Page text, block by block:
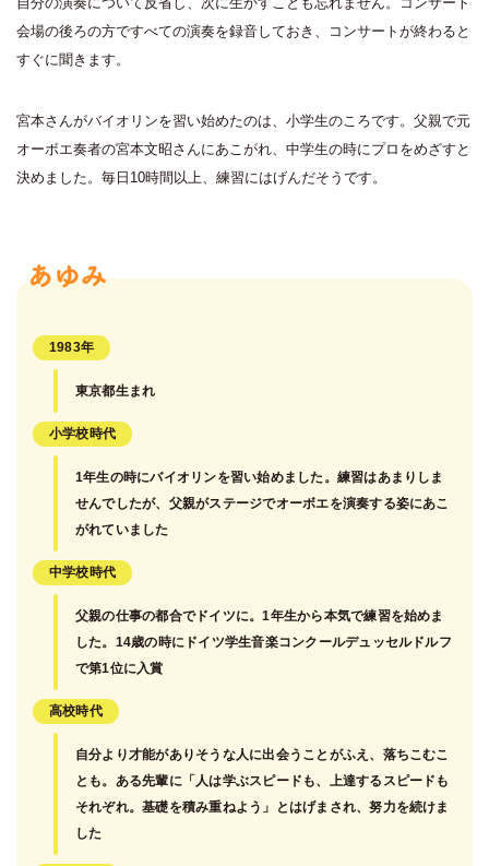
会場の後ろの方ですべての演奏を録音しておき、コンサートが終わると
すぐに聞きます。
宮本さんがバイオリンを習い始めたのは、小学生のころです。父親で元
オーボエ奏者の宮本文昭さんにあこがれ、中学生の時にプロをめざすと
決めました。毎日10時間以上、練習にはげんだそうです。
1983年
東京都生まれ
小学校時代
1年生の時にバイオリンを習い始めました。練習はあまりしま
せんでしたが、父親がステージでオーボエを演奏する姿にあこ
がれていました
中学校時代
父親の仕事の都合でドイツに。1年生から本気で練習を始めま
した。14歳の時にドイツ学生音楽コンクールデュッセルドルフ
で第1位に入賞
高校時代
自分より才能がありそうな人に出会うことがふえ、落ちこむこ
とも。ある先輩に「人は学ぶスピードも、上達するスピードも
それぞれ。基礎を積み重ねよう」とはげまされ、努力を続けま
した